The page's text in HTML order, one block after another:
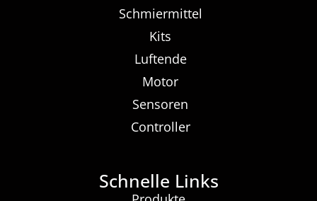
Schmiermittel
Kits
Luftende
Motor
Sensoren
Controller
Schnelle Links